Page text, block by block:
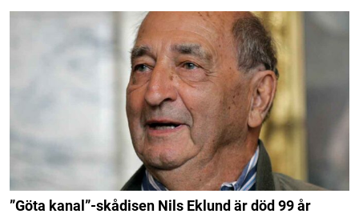
”Göta kanal”-skådisen Nils Eklund är död 99 år